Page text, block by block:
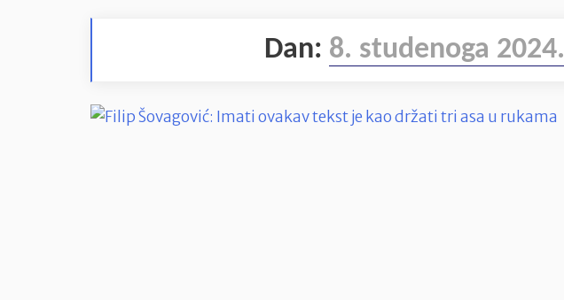
Dan: 8. studenoga 2024.